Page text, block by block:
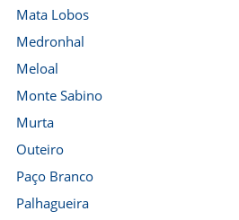
Mata Lobos
Medronhal
Meloal
Monte Sabino
Murta
Outeiro
Paço Branco
Palhagueira